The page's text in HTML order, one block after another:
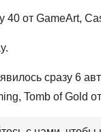
от GameArt,
сразу 6
Tomb of Gold